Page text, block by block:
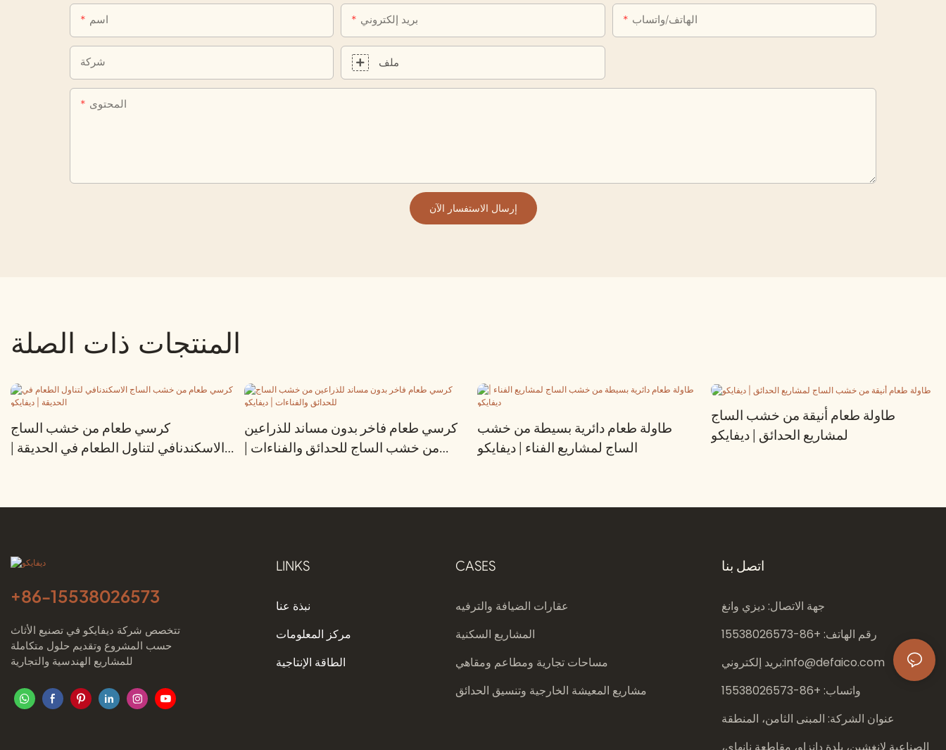
اسم بريد إلكتروني الهاتف/واتساب
شركة ملف
المحتوى
إرسال الاستفسار الآن
المنتجات ذات الصلة
كرسي طعام من خشب الساج
الاسكندنافي لتناول الطعام في الحديقة |
كرسي طعام فاخر بدون مساند للذراعين
من خشب الساج للحدائق والفناءات |
طاولة طعام دائرية بسيطة من خشب
الساج لمشاريع الفناء | ديفايكو
طاولة طعام أنيقة من خشب الساج
لمشاريع الحدائق | ديفايكو
+86-15538026573
تتخصص شركة ديفايكو في تصنيع الأثاث
حسب المشروع وتقديم حلول متكاملة
للمشاريع الهندسية والتجارية
LINKS
نبذة عنا
مركز المعلومات
الطاقة الإنتاجية
CASES
عقارات الضيافة والترفيه
المشاريع السكنية
مساحات تجارية ومطاعم ومقاهي
مشاريع المعيشة الخارجية وتنسيق الحدائق
اتصل بنا
جهة الاتصال: ديزي وانغ
رقم الهاتف: +86-
15538026573
بريد إلكتروني:info@defaico.com
واتساب: +86-
15538026573
عنوان الشركة: المبنى الثامن، المنطقة